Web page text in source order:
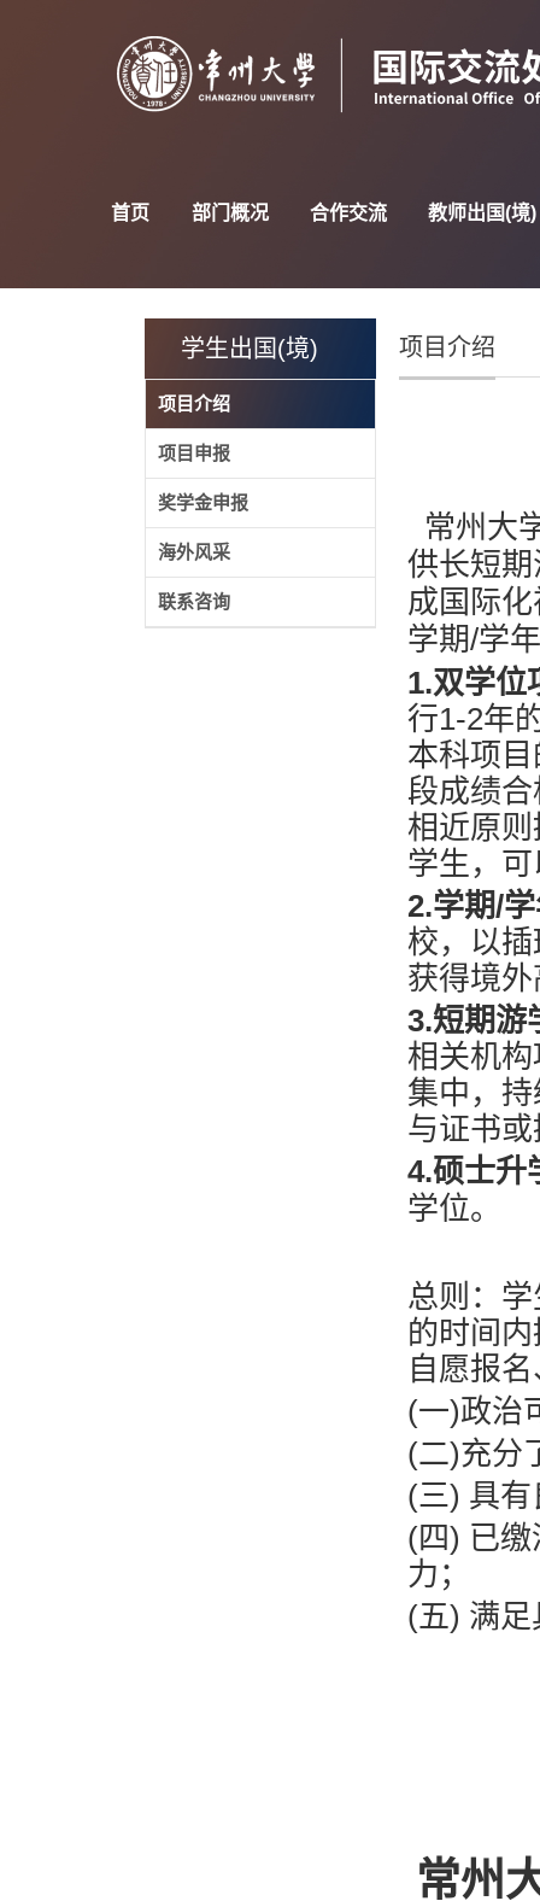
首页 部门概况 合作交流 教师出国(境)
学生出国(境)
项目介绍
项目申报
奖学金申报
海外风采
联系咨询
项目介绍
常州大
供长短
成国际
学期/学
1.双学位
行1-2年
本科项
段成绩
相近原
学生，
2.学期/
校，以
获得境
3.短期游
相关机
集中，
与证书
4.硕士升
学位。
总则：
的时间
自愿报
(一)政治
(二)充分
(三) 具
(四) 已
力；
(五) 满
常州